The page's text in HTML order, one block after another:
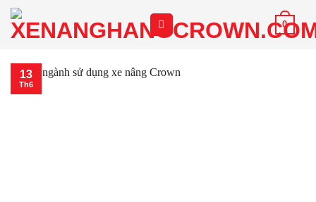
Chuyển
đến
dung
0
13
Th6